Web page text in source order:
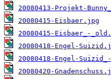
20080413-Projekt-
20080415-Eisbaer.jpg
20080415-Eisbaer_-
20080418-Engel-
20080418-Engel-
20080420-